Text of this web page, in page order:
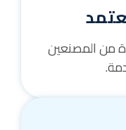
من المصنعين